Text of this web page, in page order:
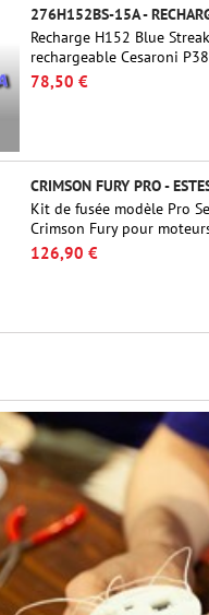
276H152BS-15A -
Recharge H152 Blue
rechargeable Cesaroni
de 15 secondes est
ProDAT 38
78,50 €
CRIMSON FURY PRO -
Kit de fusée modèle Pro
Crimson Fury pour
de type E, F et G. Conçu
fuséologues confirmés, le
126,90 €